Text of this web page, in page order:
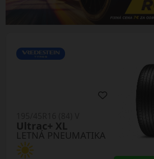
LETNÁ PNEUMATIKA
Ultrac+ XL